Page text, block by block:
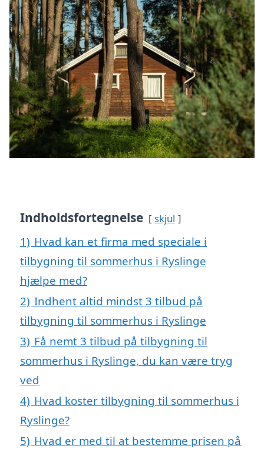
Indholdsfortegnelse skjul
1) Hvad kan et firma med speciale i
tilbygning til sommerhus i Ryslinge
hjælpe med?
2) Indhent altid mindst 3 tilbud på
tilbygning til sommerhus i Ryslinge
3) Få nemt 3 tilbud på tilbygning til
sommerhus i Ryslinge, du kan være tryg
ved
4) Hvad koster tilbygning til sommerhus i
Ryslinge?
5) Hvad er med til at bestemme prisen på